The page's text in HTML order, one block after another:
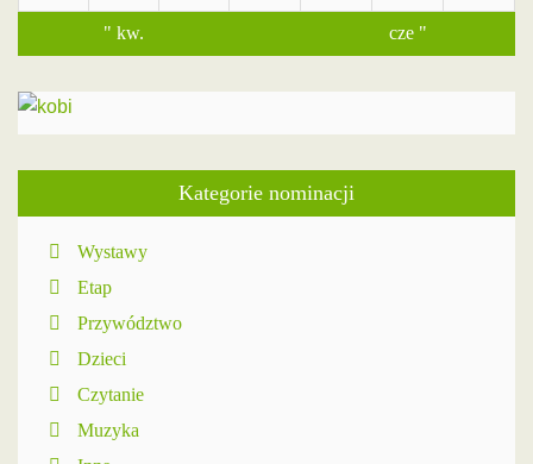
" kw. cze "
Kategorie nominacji
Wystawy
Etap
Przywództwo
Dzieci
Czytanie
Muzyka